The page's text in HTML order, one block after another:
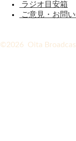
ラジオ目安箱
ご意見・お問
©2026 Oita